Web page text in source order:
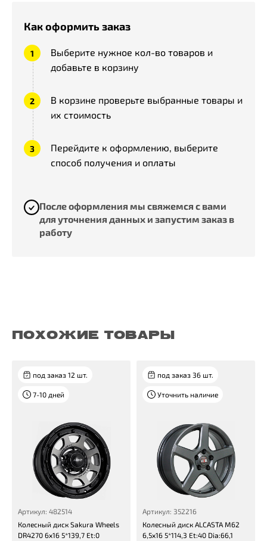
Как оформить заказ
Выберите нужное кол-во товаров и
добавьте в корзину
В корзине проверьте выбранные товары и
их стоимость
Перейдите к оформлению, выберите
способ получения и оплаты
После оформления мы свяжемся с вами
для уточнения данных и запустим заказ в
работу
ПОХОЖИЕ ТОВАРЫ
под заказ 12 шт.
7-10 дней
Артикул: 482514
Колесный диск Sakura Wheels
DR4270 6x16 5*139,7 Et:0
под заказ 36 шт.
Уточнить наличие
Артикул: 352216
Колесный диск ALCASTA M62
6,5x16 5*114,3 Et:40 Dia:66,1